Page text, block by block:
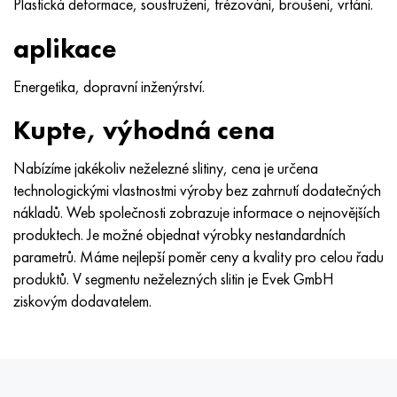
aplikace
Energetika, dopravní inženýrství.
Kupte, výhodná cena
Nabízíme jakékoliv neželezné slitiny, cena je určena
technologickými vlastnostmi výroby bez zahrnutí dodatečných
nákladů. Web společnosti zobrazuje informace o nejnovějších
produktech. Je možné objednat výrobky nestandardních
parametrů. Máme nejlepší poměr ceny a kvality pro celou řadu
produktů. V segmentu neželezných slitin je Evek GmbH
ziskovým dodavatelem.
MP159
Multimet n155
Nicrofer 5923 hMo
Nicrofer 6030
Nitronik 40
Nitronik 50
Nitronic 60
56DGNH
68NKhVKTYu
79NM, Magnifer 7904
80NM
80NMV-VI
80 NHS
81HMA
HN73MBTYu
XN70YU
HN75 MBTYu
XN75TBYu
XN77TYu
XN77TYUR
HN78Т
5B
TL5
V 6
TS-6
14 titan
SP -17
40 titan
1.4567 - AISI 304Cu
1,4570-aisi303Cu
1.4574 - Slitina PH 15-7 Mo®
1.4580 - AISI 316Cb
1,4597 - AISI 204Cu
Slitina 28 - 1,4563
Slitina 31 - 1,4562
15X16H2AM
18X11MNFB
18X12VMBFR
20X12VNMF
20H3MMF
21NKMT
37X12N8G8MFB
30X, AISI 5130, 30h
30hgs, 30hgs
30hgsa, 30hgsa
30hgsn2a, 30hgsna
30xn2ma, 30CrNiMo8
30хн3а, 31nicr14
34khn3ma, 36NiCrMo16, 35NiCrMo16